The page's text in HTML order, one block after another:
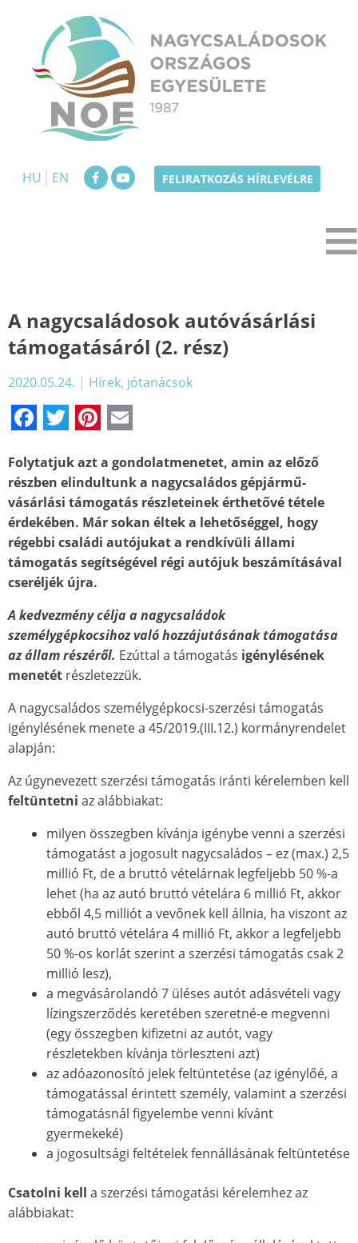
content
HU
EN FELIRATKOZÁS HÍRLEVÉLRE
A nagycsaládosok autóvásárlási
támogatásáról (2. rész)
2020.05.24. | Hírek, jótanácsok
Facebook
TwitterPinterest
Folytatjuk azt a gondolatmenetet, amin az előző
részben elindultunk a nagycsaládos gépjármű-
vásárlási támogatás részleteinek érthetővé tétele
érdekében. Már sokan éltek a lehetőséggel, hogy
régebbi családi autójukat a rendkívüli állami
támogatás segítségével régi autójuk beszámításával
cseréljék újra.
A kedvezmény célja a nagycsaládok
személygépkocsihoz való hozzájutásának támogatása
az állam részéről. Ezúttal a támogatás igénylésének
menetét részletezzük.
A nagycsaládos személygépkocsi-szerzési támogatás
igénylésének menete a 45/2019.(III.12.) kormányrendelet
alapján:
Az úgynevezett szerzési támogatás iránti kérelemben kell
feltüntetni az alábbiakat:
milyen összegben kívánja igénybe venni a szerzési
támogatást a jogosult nagycsaládos – ez (max.) 2,5
millió Ft, de a bruttó vételárnak legfeljebb 50 %-a
lehet (ha az autó bruttó vételára 6 millió Ft, akkor
ebből 4,5 milliót a vevőnek kell állnia, ha viszont az
autó bruttó vételára 4 millió Ft, akkor a legfeljebb
50 %-os korlát szerint a szerzési támogatás csak 2
millió lesz),
a megvásárolandó 7 üléses autót adásvételi vagy
lízingszerződés keretében szeretné-e megvenni
(egy összegben kifizetni az autót, vagy
részletekben kívánja törleszteni azt)
az adóazonosító jelek feltüntetése (az igénylőé, a
támogatással érintett személy, valamint a szerzési
támogatásnál figyelembe venni kívánt
gyermekeké)
a jogosultsági feltételek fennállásának feltüntetése
Csatolni kell a szerzési támogatási kérelemhez az
alábbiakat: